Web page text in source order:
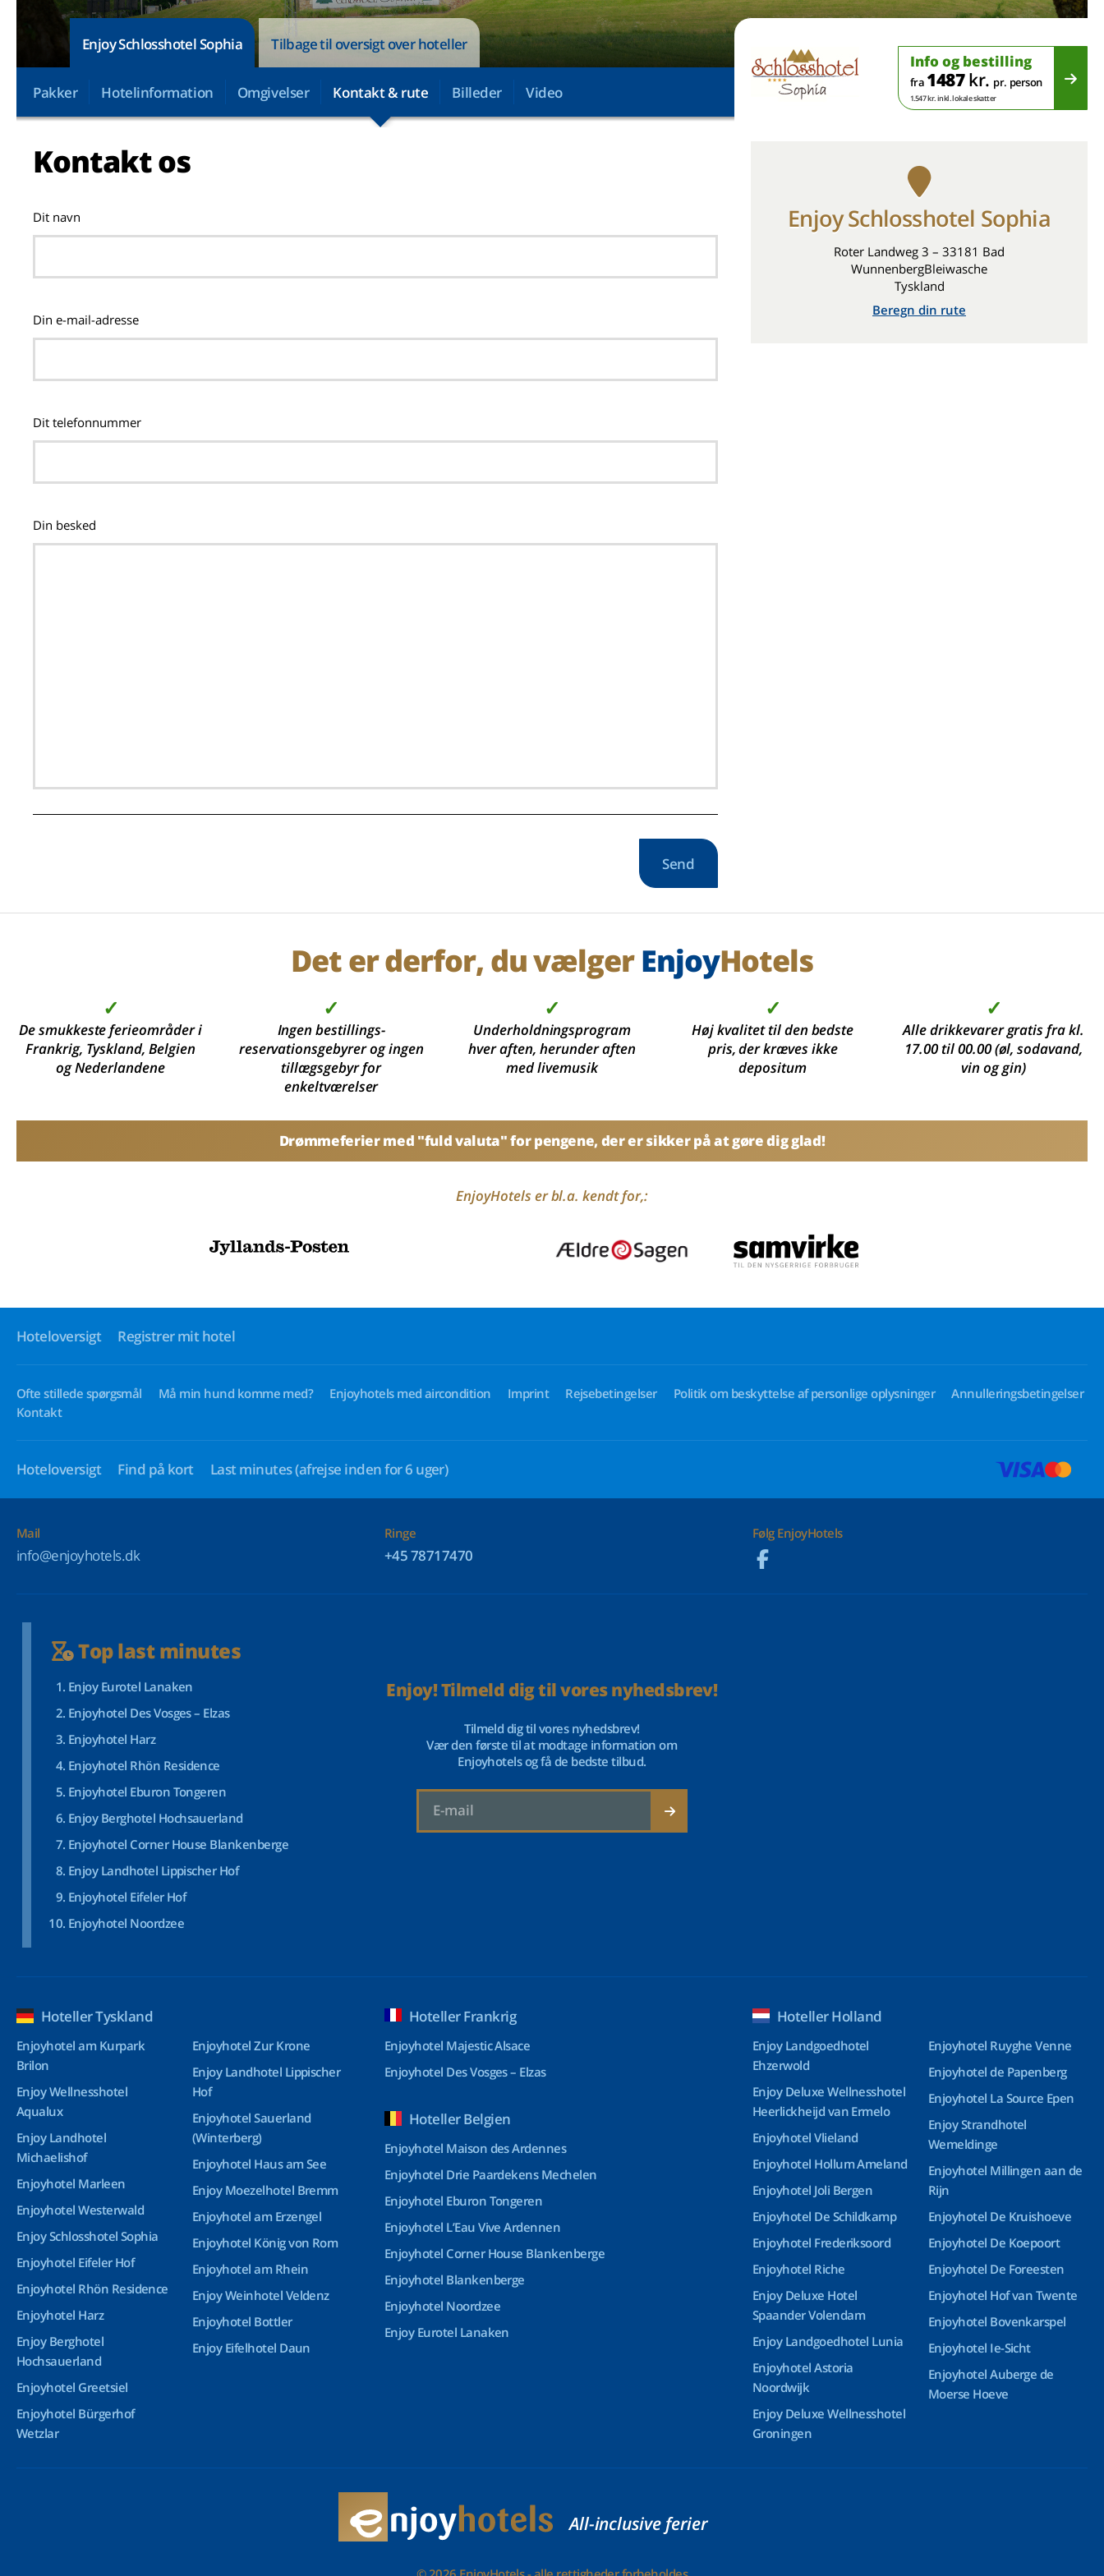
Enjoy Schlosshotel Sophia Tilbage til oversigt over hoteller
Pakker Hotelinformation Omgivelser Kontakt & rute Billeder Video
Info og bestilling
fra 1487kr. pr. person
1.547 kr. inkl. lokale skatter
Kontakt os
Dit navn
Din e-mail-adresse
Dit telefonnummer
Din besked
Send
Enjoy Schlosshotel Sophia
Roter Landweg 3 – 33181 Bad
WunnenbergBleiwasche
Tyskland
Beregn din rute
Det er derfor, du vælgerEnjoyHotels
✓
De smukkeste ferieområder i
Frankrig, Tyskland, Belgien
og Nederlandene
✓
Ingen bestillings-
reservationsgebyrer og ingen
tillægsgebyr for
enkeltværelser
✓
Underholdningsprogram
hver aften, herunder aften
med livemusik
✓
Høj kvalitet til den bedste
pris, der kræves ikke
depositum
✓
Alle drikkevarer gratis fra kl.
17.00 til 00.00 (øl, sodavand,
vin og gin)
Drømmeferier med "fuld valuta" for pengene, der er sikker på at gøre dig glad!
EnjoyHotels er bl.a. kendt for,:
Hoteloversigt Registrer mit hotel
Ofte stillede spørgsmål Må min hund komme med? Enjoyhotels med aircondition Imprint Rejsebetingelser Politik om beskyttelse af personlige oplysninger
Annulleringsbetingelser
Kontakt
Hoteloversigt Find på kort Last minutes(afrejse inden for 6 uger)
Mail
info@enjoyhotels.dk
Ringe
+45 78717470
Følg EnjoyHotels
Top last minutes
Enjoy Eurotel Lanaken
Enjoyhotel Des Vosges – Elzas
Enjoyhotel Harz
Enjoyhotel Rhön Residence
Enjoyhotel Eburon Tongeren
Enjoy Berghotel Hochsauerland
Enjoyhotel Corner House Blankenberge
Enjoy Landhotel Lippischer Hof
Enjoyhotel Eifeler Hof
Enjoyhotel Noordzee
Enjoy! Tilmeld dig til vores nyhedsbrev!
Tilmeld dig til vores nyhedsbrev!
Vær den første til at modtage information om
Enjoyhotels og få de bedste tilbud.
Hoteller Tyskland
Enjoyhotel am Kurpark
Brilon
Enjoy Wellnesshotel
Aqualux
Enjoy Landhotel
Michaelishof
Enjoyhotel Marleen
Enjoyhotel Westerwald
Enjoy Schlosshotel Sophia
Enjoyhotel Eifeler Hof
Enjoyhotel Rhön Residence
Enjoyhotel Harz
Enjoy Berghotel
Hochsauerland
Enjoyhotel Greetsiel
Enjoyhotel Bürgerhof
Wetzlar
Enjoyhotel Zur Krone
Enjoy Landhotel Lippischer
Hof
Enjoyhotel Sauerland
(Winterberg)
Enjoyhotel Haus am See
Enjoy Moezelhotel Bremm
Enjoyhotel am Erzengel
Enjoyhotel König von Rom
Enjoyhotel am Rhein
Enjoy Weinhotel Veldenz
Enjoyhotel Bottler
Enjoy Eifelhotel Daun
Hoteller Frankrig
Enjoyhotel Majestic Alsace
Enjoyhotel Des Vosges – Elzas
Hoteller Belgien
Enjoyhotel Maison des Ardennes
Enjoyhotel Drie Paardekens Mechelen
Enjoyhotel Eburon Tongeren
Enjoyhotel L’Eau Vive Ardennen
Enjoyhotel Corner House Blankenberge
Enjoyhotel Blankenberge
Enjoyhotel Noordzee
Enjoy Eurotel Lanaken
Hoteller Holland
Enjoy Landgoedhotel
Ehzerwold
Enjoy Deluxe Wellnesshotel
Heerlickheijd van Ermelo
Enjoyhotel Vlieland
Enjoyhotel Hollum Ameland
Enjoyhotel Joli Bergen
Enjoyhotel De Schildkamp
Enjoyhotel Frederiksoord
Enjoyhotel Riche
Enjoy Deluxe Hotel
Spaander Volendam
Enjoy Landgoedhotel Lunia
Enjoyhotel Astoria
Noordwijk
Enjoy Deluxe Wellnesshotel
Groningen
Enjoyhotel Ruyghe Venne
Enjoyhotel de Papenberg
Enjoyhotel La Source Epen
Enjoy Strandhotel
Wemeldinge
Enjoyhotel Millingen aan de
Rijn
Enjoyhotel De Kruishoeve
Enjoyhotel De Koepoort
Enjoyhotel De Foreesten
Enjoyhotel Hof van Twente
Enjoyhotel Bovenkarspel
Enjoyhotel Ie-Sicht
Enjoyhotel Auberge de
Moerse Hoeve
All-inclusive ferier